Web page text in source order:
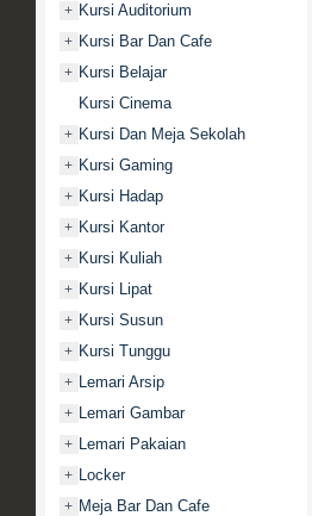
+ Kursi Auditorium
+ Kursi Bar Dan Cafe
+ Kursi Belajar
Kursi Cinema
+ Kursi Dan Meja Sekolah
+ Kursi Gaming
+ Kursi Hadap
+ Kursi Kantor
+ Kursi Kuliah
+ Kursi Lipat
+ Kursi Susun
+ Kursi Tunggu
+ Lemari Arsip
+ Lemari Gambar
+ Lemari Pakaian
+ Locker
+ Meja Bar Dan Cafe